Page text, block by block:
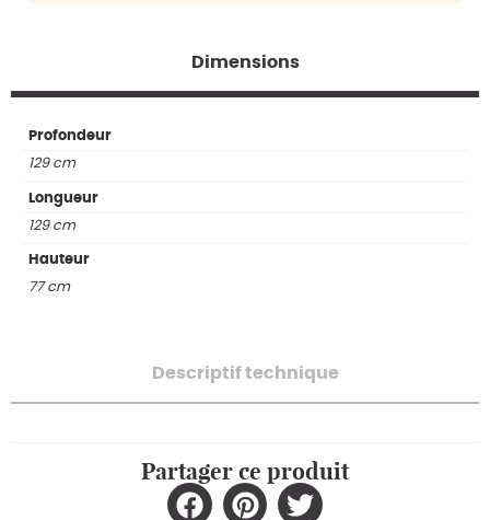
Dimensions
Descriptif technique
Profondeur
129 cm
Longueur
129 cm
Hauteur
77 cm
Partager ce produit